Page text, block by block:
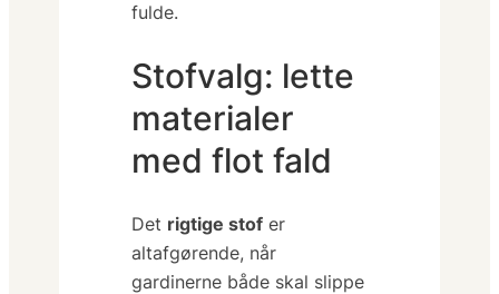
fulde.
Stofvalg: lette
materialer
med flot fald
Det rigtige stof er
altafgørende, når
gardinerne både skal slippe